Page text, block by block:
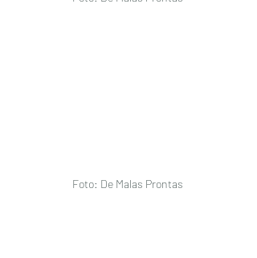
Foto: De Malas Prontas